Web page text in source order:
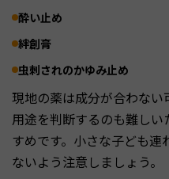
酔い止め
絆創膏
虫刺されのかゆみ止め
現地の薬は成分が合わな
用途を判断するのも難し
すめです。小さな子ども
ないよう注意しましょう。